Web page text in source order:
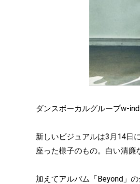
ダンスボーカルグループw-
新しいビジュアルは3月14日
座った様子のもの。白い清廉
加えてアルバム「Beyond」